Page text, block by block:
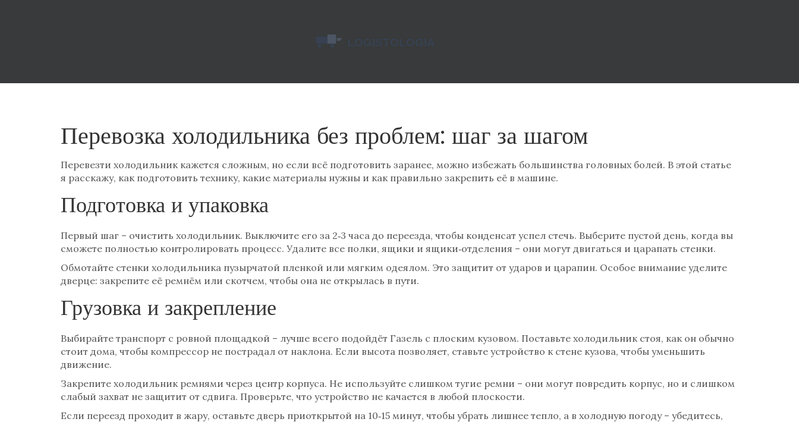
Перевозка холодильника без проблем: шаг за шагом
Перевезти холодильник кажется сложным, но если всё подготовить заранее, можно избежать большинства головных болей. В этой статье
я расскажу, как подготовить технику, какие материалы нужны и как правильно закрепить её в машине.
Подготовка и упаковка
Первый шаг – очистить холодильник. Выключите его за 2‑3 часа до переезда, чтобы конденсат успел стечь. Выберите пустой день, когда вы
сможете полностью контролировать процесс. Удалите все полки, ящики и ящики‑отделения – они могут двигаться и царапать стенки.
Обмотайте стенки холодильника пузырчатой пленкой или мягким одеялом. Это защитит от ударов и царапин. Особое внимание уделите
дверце: закрепите её ремнём или скотчем, чтобы она не открылась в пути.
Грузовка и закрепление
Выбирайте транспорт с ровной площадкой – лучше всего подойдёт Газель с плоским кузовом. Поставьте холодильник стоя, как он обычно
стоит дома, чтобы компрессор не пострадал от наклона. Если высота позволяет, ставьте устройство к стене кузова, чтобы уменьшить
движение.
Закрепите холодильник ремнями через центр корпуса. Не используйте слишком тугие ремни – они могут повредить корпус, но и слишком
слабый захват не защитит от сдвига. Проверьте, что устройство не качается в любой плоскости.
Если переезд проходит в жару, оставьте дверь приоткрытой на 10‑15 минут, чтобы убрать лишнее тепло, а в холодную погоду – убедитесь,